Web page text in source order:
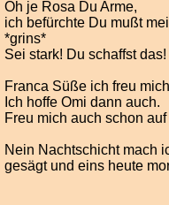
Oh je Rosa Du Arme,
ich befürchte Du mußt
*grins*
Sei stark! Du schaffst das!
Franca Süße ich freu
Ich hoffe Omi dann auch.
Freu mich auch schon
Nein Nachtschicht mach
gesägt und eins heute